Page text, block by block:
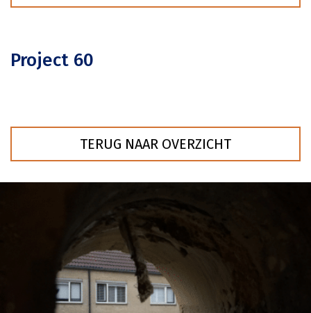
Project 60
TERUG NAAR OVERZICHT